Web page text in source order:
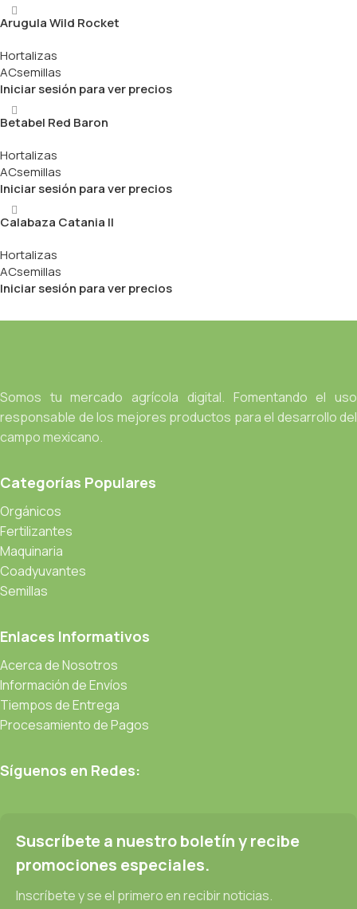
Arugula Wild Rocket
Hortalizas
ACsemillas
Iniciar sesión para ver precios
Betabel Red Baron
Hortalizas
ACsemillas
Iniciar sesión para ver precios
Calabaza Catania II
Hortalizas
ACsemillas
Iniciar sesión para ver precios
Somos tu mercado agrícola digital. Fomentando el uso
responsable de los mejores productos para el desarrollo del
campo mexicano.
Categorías Populares
Orgánicos
Fertilizantes
Maquinaria
Coadyuvantes
Semillas
Enlaces Informativos
Acerca de Nosotros
Información de Envíos
Tiempos de Entrega
Procesamiento de Pagos
Síguenos en Redes:
Suscríbete a nuestro boletín y recibe
promociones especiales.
Inscríbete y se el primero en recibir noticias.